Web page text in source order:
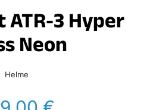
3 Hyper
Neon
Helme